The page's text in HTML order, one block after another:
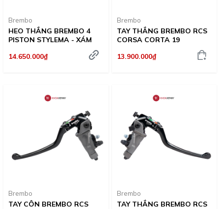
Brembo
HEO THẮNG BREMBO 4
PISTON STYLEMA - XÁM
14.650.000₫
Brembo
TAY THẮNG BREMBO RCS
CORSA CORTA 19
13.900.000₫
Brembo
TAY CÔN BREMBO RCS
Brembo
TAY THẮNG BREMBO RCS